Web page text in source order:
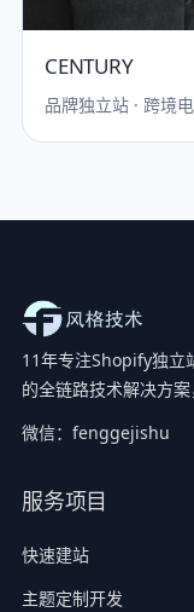
CENTURY
品牌独立站 · 跨境
11年专注Shopify独立
的全链路技术解决方案
微信：fenggejishu
服务项目
快速建站
主题定制开发